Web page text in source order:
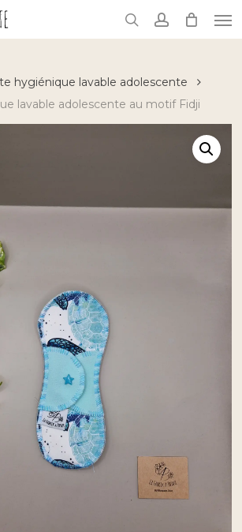
searchaccount
hygiénique lavable adolescente
lavable adolescente au motif Fidji